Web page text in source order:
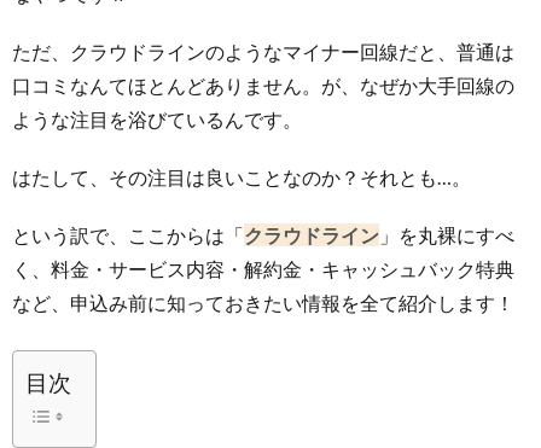
ン
ル
SIM
イ
報
ただ、クラウドラインのようなマイナー回線だと、普通は
口コミなんてほとんどありません。が、なぜか大手回線の
ような注目を浴びているんです。
はたして、その注目は良いことなのか？それとも…。
という訳で、ここからは「クラウドライン 」を丸裸にすべ
く、料金・サービス内容・解約金・キャッシュバック特典
など、申込み前に知っておきたい情報を全て紹介します！
目次